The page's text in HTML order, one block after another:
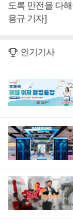
도록 만전을 다
용규 기자]
인기기사